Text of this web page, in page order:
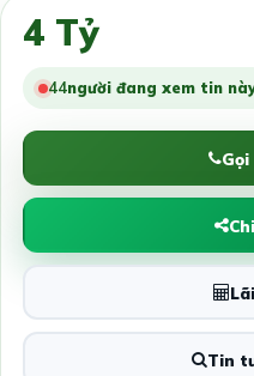
4 Tỷ
44người đang xem tin
Gọi
Tin